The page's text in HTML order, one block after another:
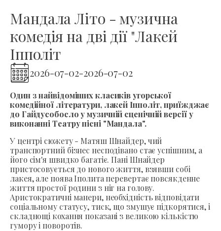
Мандала Літо - музична
комедія на дві дії "Лакей
Іпполіт
2026-07-02-2026-07-02
Один з найвідоміших класиків угорської
комедійної літератури, лакей Іпполіт, приїжджає
до Гайдусобосло у музичній сценічній версії у
виконанні Театру пісні "Мандала".
У центрі сюжету - Матяш Шнайдер, чий
транспортний бізнес несподівано стає успішним, а
його сім'я швидко багатіє. Пані Шнайдер
пристосовується до нового життя, взявши собі
лакея, але поява Іполита перевертає повсякденне
життя простої родини з ніг на голову.
Аристократичні манери, необхідність відповідати
соціальному статусу, тиск, що змушує підкорятися, і
складнощі кохання показані з великою кількістю
гумору і поворотів.